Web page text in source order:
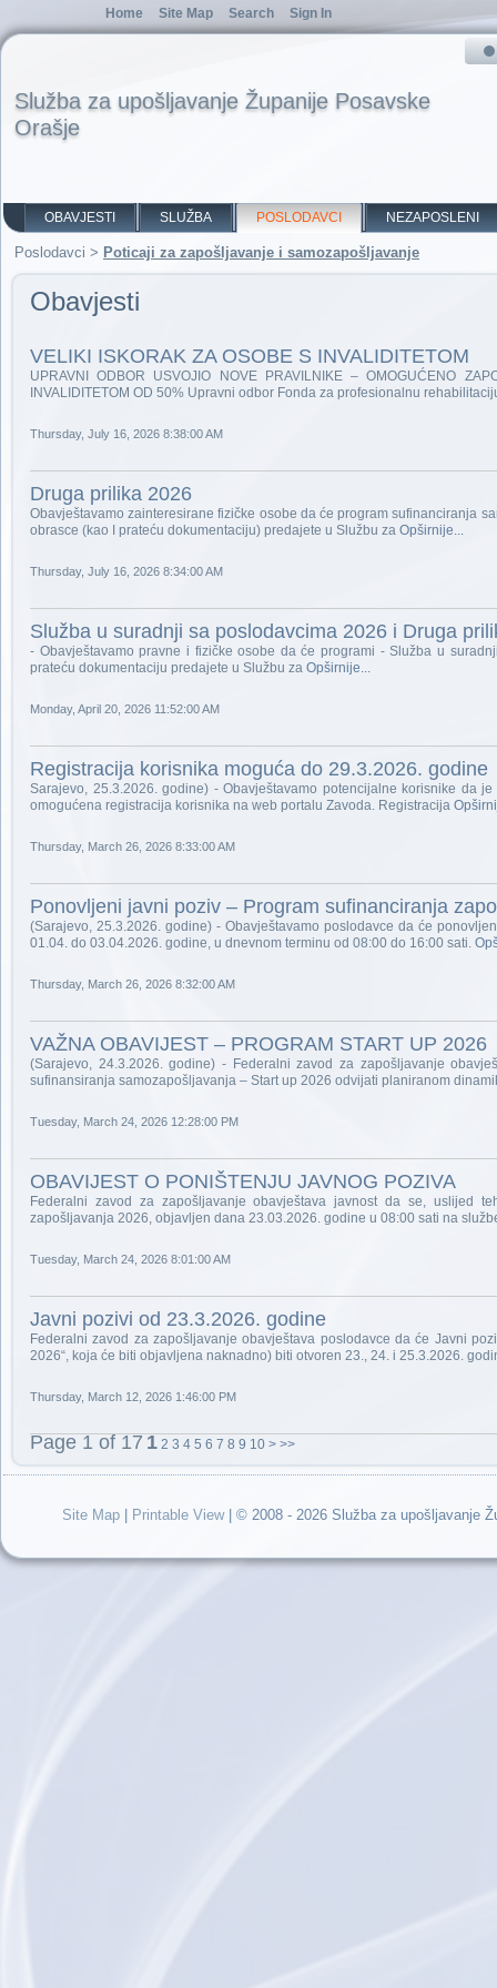
Služba za upošljavanje Županije Posavske
Orašje
OBAVJESTI SLUŽBA POSLODAVCI NEZAPOSLENI
Poslodavci > Poticaji za zapošljavanje i samozapošljavanje
Obavjesti
VELIKI ISKORAK ZA OSOBE S INVALIDITETOM
UPRAVNI ODBOR USVOJIO NOVE PRAVILNIKE – OMOGUĆENO
INVALIDITETOM OD 50% Upravni odbor Fonda za profesionalnu
Thursday, July 16, 2026 8:38:00 AM
Druga prilika 2026
Obavještavamo zainteresirane fizičke osobe da će program sufinanciranja
obrasce (kao I prateću dokumentaciju) predajete u Službu za Opširnije...
Thursday, July 16, 2026 8:34:00 AM
Služba u suradnji sa poslodavcima 2026 i Druga
- Obavještavamo pravne i fizičke osobe da će programi - Služba u
prateću dokumentaciju predajete u Službu za Opširnije...
Monday, April 20, 2026 11:52:00 AM
Registracija korisnika moguća do 29.3.2026. godine
Sarajevo, 25.3.2026. godine) - Obavještavamo potencijalne korisnike da
omogućena registracija korisnika na web portalu Zavoda. Registracija
Thursday, March 26, 2026 8:33:00 AM
Ponovljeni javni poziv – Program sufinanciranja
(Sarajevo, 25.3.2026. godine) - Obavještavamo poslodavce da će
01.04. do 03.04.2026. godine, u dnevnom terminu od 08:00 do 16:00 sati.
Thursday, March 26, 2026 8:32:00 AM
VAŽNA OBAVIJEST – PROGRAM START UP 2026
(Sarajevo, 24.3.2026. godine) - Federalni zavod za zapošljavanje
sufinansiranja samozapošljavanja – Start up 2026 odvijati planiranom
Tuesday, March 24, 2026 12:28:00 PM
OBAVIJEST O PONIŠTENJU JAVNOG POZIVA
Federalni zavod za zapošljavanje obavještava javnost da se, uslijed
zapošljavanja 2026, objavljen dana 23.03.2026. godine u 08:00 sati na
Tuesday, March 24, 2026 8:01:00 AM
Javni pozivi od 23.3.2026. godine
Federalni zavod za zapošljavanje obavještava poslodavce da će Javni
2026“, koja će biti objavljena naknadno) biti otvoren 23., 24. i 25.3.2026.
Thursday, March 12, 2026 1:46:00 PM
Page 1 of 17 1 2 3 4 5 6 7 8 9 10 > >>
Site Map Printable View| © 2008 - 2026 Služba za upošljavanje
Home Site Map Search Sign In